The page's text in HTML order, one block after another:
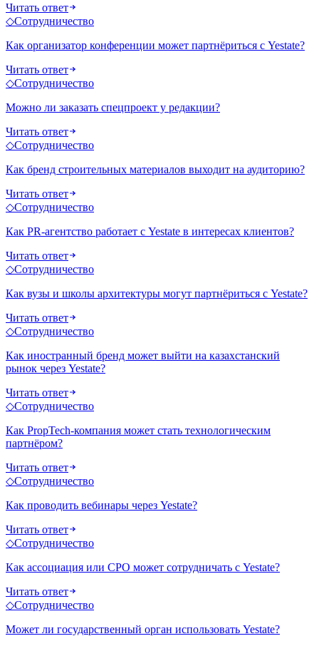
Читать ответ
◇Сотрудничество
Как организатор конференции может партнёриться с Yestate?
Читать ответ
◇Сотрудничество
Можно ли заказать спецпроект у редакции?
Читать ответ
◇Сотрудничество
Как бренд строительных материалов выходит на аудиторию?
Читать ответ
◇Сотрудничество
Как PR-агентство работает с Yestate в интересах клиентов?
Читать ответ
◇Сотрудничество
Как вузы и школы архитектуры могут партнёриться с Yestate?
Читать ответ
◇Сотрудничество
Как иностранный бренд может выйти на казахстанский
рынок через Yestate?
Читать ответ
◇Сотрудничество
Как PropTech-компания может стать технологическим
партнёром?
Читать ответ
◇Сотрудничество
Как проводить вебинары через Yestate?
Читать ответ
◇Сотрудничество
Как ассоциация или СРО может сотрудничать с Yestate?
Читать ответ
◇Сотрудничество
Может ли государственный орган использовать Yestate?